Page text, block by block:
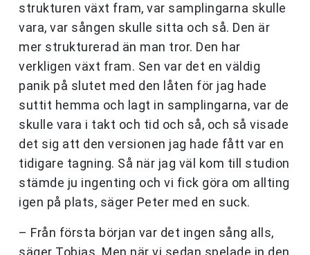
strukturen växt fram, var samplingarna skulle
vara, var sången skulle sitta och så. Den är
mer strukturerad än man tror. Den har
verkligen växt fram. Sen var det en väldig
panik på slutet med den låten för jag hade
suttit hemma och lagt in samplingarna, var de
skulle vara i takt och tid och så, och så visade
det sig att den versionen jag hade fått var en
tidigare tagning. Så när jag väl kom till studion
stämde ju ingenting och vi fick göra om allting
igen på plats, säger Peter med en suck.
– Från första början var det ingen sång alls,
säger Tobias. Men när vi sedan spelade in den